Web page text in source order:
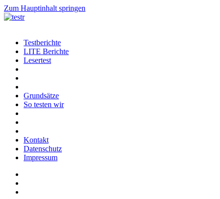
Zum Hauptinhalt springen
Testberichte
LITE Berichte
Lesertest
Grundsätze
So testen wir
Kontakt
Datenschutz
Impressum